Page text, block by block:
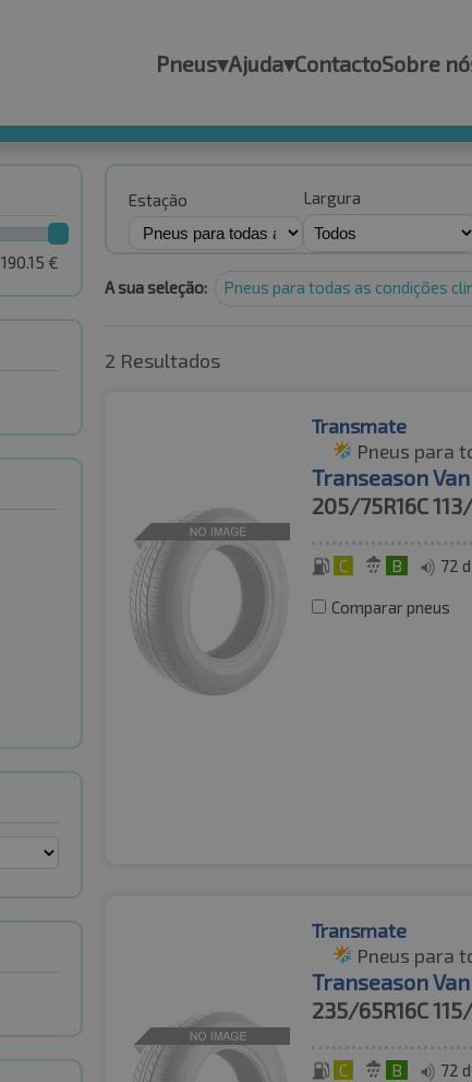
Pneus▾Ajuda▾ContactoSobre
190.15 €
Estação Largura
A sua seleção: Pneus para todas as condições
2 Resultados
Transmate
Pneus para
Transeason Van
205/75R16C
C B 72
Comparar pneus
Transmate
Pneus para
Transeason Van
235/65R16C
C B 72